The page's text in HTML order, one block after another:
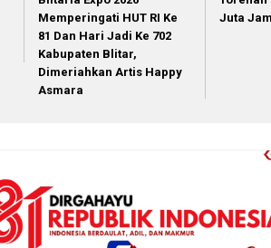
Memperingati HUT RI Ke
81 Dan Hari Jadi Ke 702
Kabupaten Blitar,
Dimeriahkan Artis Happy
Asmara
Juta